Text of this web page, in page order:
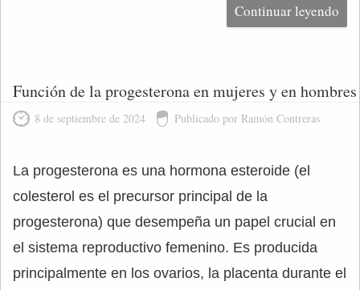
Continuar leyendo
Función de la progesterona en mujeres y en hombres
8 de septiembre de 2024 Publicado por Ramón Contreras
La progesterona es una hormona esteroide (el
colesterol es el precursor principal de la
progesterona) que desempeña un papel crucial en
el sistema reproductivo femenino. Es producida
principalmente en los ovarios, la placenta durante el